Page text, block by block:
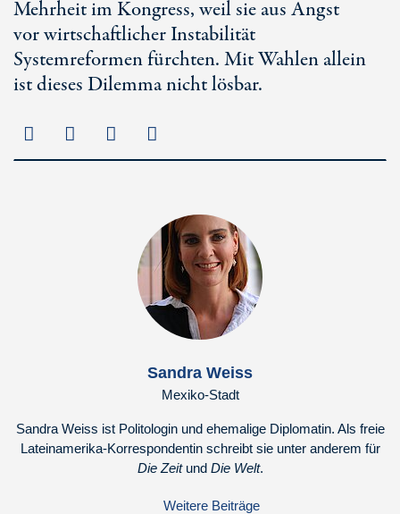
Mehrheit im Kongress, weil sie aus Angst
vor wirtschaftlicher Instabilität
Systemreformen fürchten. Mit Wahlen allein
ist dieses Dilemma nicht lösbar.
Sandra Weiss
Mexiko-Stadt
Sandra Weiss ist Politologin und ehemalige Diplomatin. Als freie
Lateinamerika-Korrespondentin schreibt sie unter anderem für
Die Zeitund Die Welt.
Weitere Beiträge